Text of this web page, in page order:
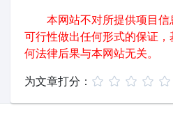
本网站不对所提供项目
可行性做出任何形式的保证
何法律后果与本网站无关。
为文章打分：